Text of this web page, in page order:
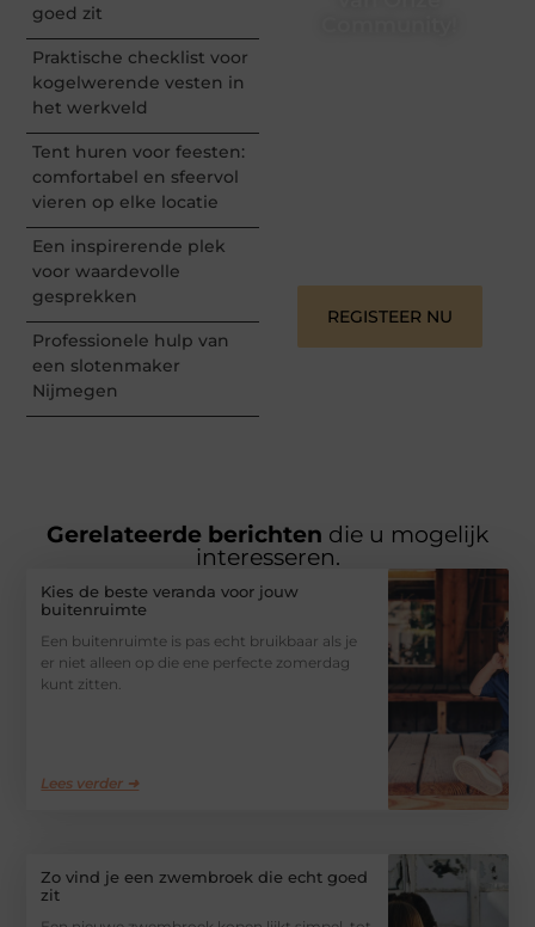
goed zit
Praktische checklist voor
kogelwerende vesten in
het werkveld
Tent huren voor feesten:
comfortabel en sfeervol
vieren op elke locatie
Een inspirerende plek
voor waardevolle
gesprekken
Professionele hulp van
een slotenmaker
Nijmegen
REGISTEER NU
Gerelateerde berichten die u mogelijk
interesseren.
Kies de beste veranda voor jouw
buitenruimte
Een buitenruimte is pas echt bruikbaar als je
er niet alleen op die ene perfecte zomerdag
kunt zitten.
Lees verder ➜
Zo vind je een zwembroek die echt goed
zit